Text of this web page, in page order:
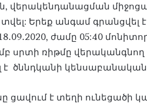
վերակենդանացման
Երեք անգամ գրանցվել
ժամը 05:40
սրտի ռիթմը
է ծննդկանի
ցավում է տեղի ունեցածի